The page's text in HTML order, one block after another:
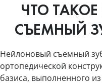
ЧТО
СЪЕМНЫЙ
Нейлоновый съемный
ортопедической
базиса, выполненного